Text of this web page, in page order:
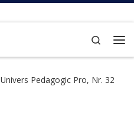
Search
Univers Pedagogic Pro, Nr. 32